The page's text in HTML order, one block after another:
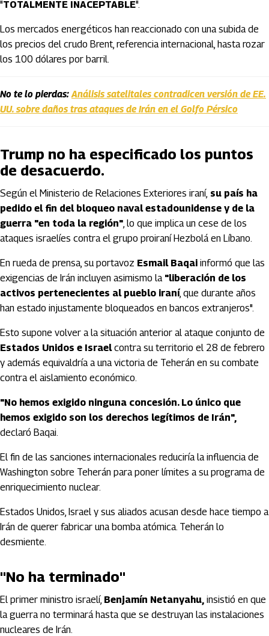
"TOTALMENTE INACEPTABLE".
Los mercados energéticos han reaccionado con una subida de
los precios del crudo Brent, referencia internacional, hasta rozar
los 100 dólares por barril.
No te lo pierdas:Análisis satelitales contradicen versión de EE.
UU. sobre daños tras ataques de Irán en el Golfo Pérsico
Trump no ha especificado los puntos
de desacuerdo.
Según el Ministerio de Relaciones Exteriores iraní, su país ha
pedido el fin del bloqueo naval estadounidense y de la
guerra "en toda la región", lo que implica un cese de los
ataques israelíes contra el grupo proiraní Hezbolá en Líbano.
En rueda de prensa, su portavoz Esmail Baqai informó que las
exigencias de Irán incluyen asimismo la"liberación de los
activos pertenecientes al pueblo iraní, que durante años
han estado injustamente bloqueados en bancos extranjeros".
Esto supone volver a la situación anterior al ataque conjunto de
Estados Unidos e Israelcontra su territorio el 28 de febrero
y además equivaldría a una victoria de Teherán en su combate
contra el aislamiento económico.
"No hemos exigido ninguna concesión. Lo único que
hemos exigido son los derechos legítimos de Irán",
declaró Baqai.
El fin de las sanciones internacionales reduciría la influencia de
Washington sobre Teherán para poner límites a su programa de
enriquecimiento nuclear.
Estados Unidos, Israel y sus aliados acusan desde hace tiempo a
Irán de querer fabricar una bomba atómica. Teherán lo
desmiente.
"No ha terminado"
El primer ministro israelí, Benjamín Netanyahu, insistió en que
la guerra no terminará hasta que se destruyan las instalaciones
nucleares de Irán.